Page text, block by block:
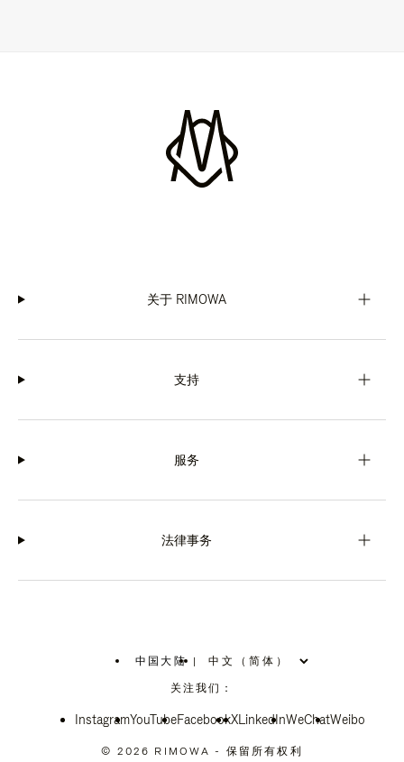
关于 RIMOWA
支持
服务
法律事务
中国大陆
请
选
您
的
|
关注我们：
InstagramYouTubeFacebookXLinkedInWeChatWeibo
© 2026 RIMOWA - 保留所有权利